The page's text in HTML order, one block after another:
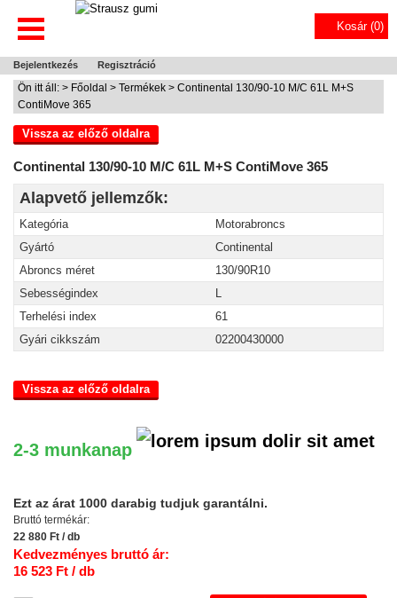
Kosár (0)
Bejelentkezés Regisztráció
Ön itt áll: > Főoldal > Termékek > Continental 130/90-10 M/C 61L M+S
ContiMove 365
Vissza az előző oldalra
Continental 130/90-10 M/C 61L M+S ContiMove 365
Alapvető jellemzők:
Kategória
Motorabroncs
Gyártó
Continental
Abroncs méret
130/90R10
Sebességindex
L
Terhelési index
61
Gyári cikkszám
02200430000
Vissza az előző oldalra
2-3 munkanap
Ezt az árat 1000 darabig tudjuk garantálni.
Bruttó termékár:
22 880 Ft / db
Kedvezményes bruttó ár:
16 523 Ft / db